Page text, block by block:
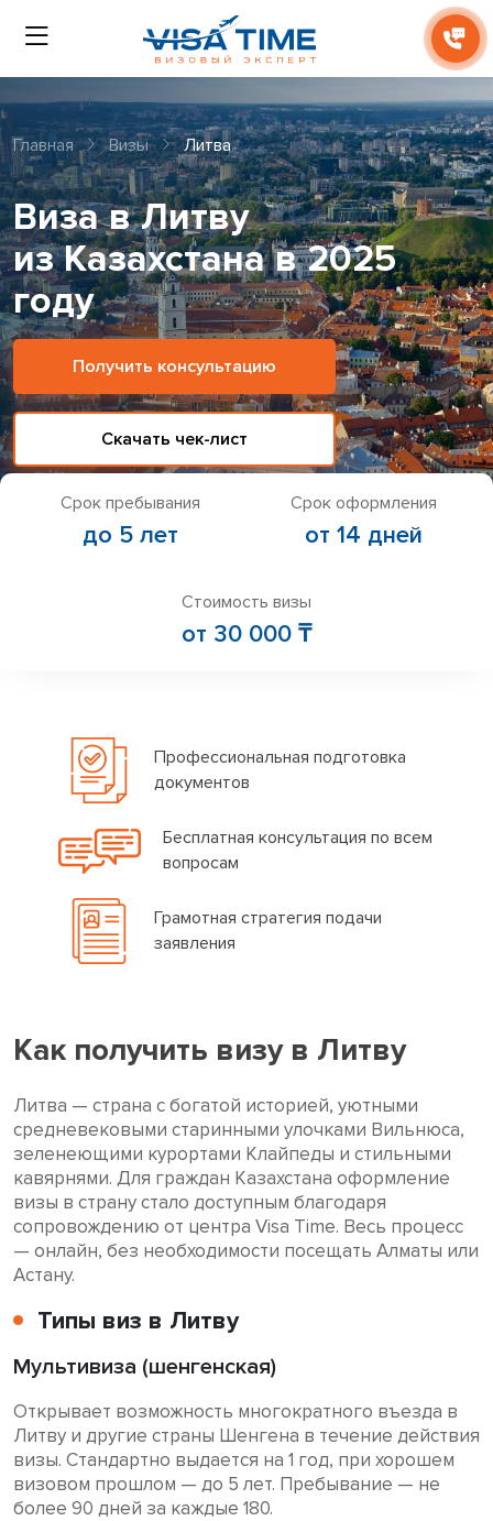
Главная Визы Литва
Виза в Литву
из Казахстана в 2025
году
Получить консультацию
Скачать чек-лист
Срок пребывания
до 5 лет
Срок оформления
от 14 дней
Стоимость визы
от 30 000 ₸
Профессиональная подготовка
документов
Бесплатная консультация по всем
вопросам
Грамотная стратегия подачи
заявления
Как получить визу в Литву
Литва — страна с богатой историей, уютными
средневековыми старинными улочками Вильнюса,
зеленеющими курортами Клайпеды и стильными
кавярнями. Для граждан Казахстана оформление
визы в страну стало доступным благодаря
сопровождению от центра Visa Time. Весь процесс
— онлайн, без необходимости посещать Алматы или
Астану.
Типы виз в Литву
Мультивиза (шенгенская)
Открывает возможность многократного въезда в
Литву и другие страны Шенгена в течение действия
визы. Стандартно выдается на 1 год, при хорошем
визовом прошлом — до 5 лет. Пребывание — не
более 90 дней за каждые 180.